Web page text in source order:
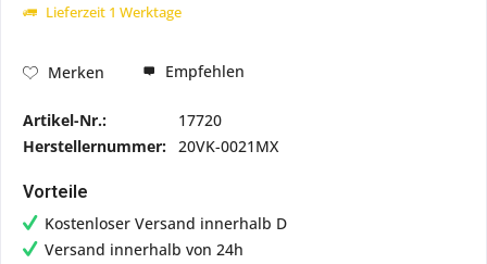
Lieferzeit 1 Werktage
Merken Empfehlen
Artikel-Nr.:
17720
Herstellernummer: 20VK-0021MX
Vorteile
Kostenloser Versand innerhalb D
Versand innerhalb von 24h